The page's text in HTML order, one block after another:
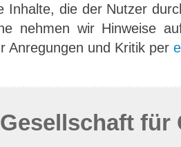
Inhalte, die der Nutzer
nehmen wir Hinweise
Anregungen und Kritik per
für